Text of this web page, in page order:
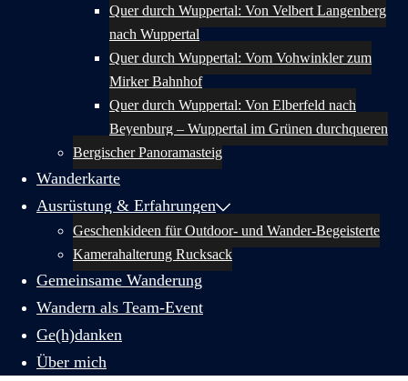
Quer durch Wuppertal: Von Velbert Langenberg
nach Wuppertal
Quer durch Wuppertal: Vom Vohwinkler zum
Mirker Bahnhof
Quer durch Wuppertal: Von Elberfeld nach
Beyenburg – Wuppertal im Grünen durchqueren
Bergischer Panoramasteig
Wanderkarte
Ausrüstung & Erfahrungen
Geschenkideen für Outdoor- und Wander-Begeisterte
Kamerahalterung Rucksack
Gemeinsame Wanderung
Wandern als Team-Event
Ge(h)danken
Über mich